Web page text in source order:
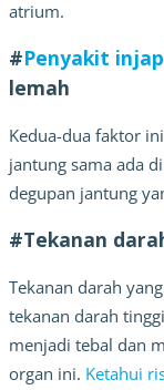
atrium.
#Penyakit
lemah
Kedua-dua faktor
jantung sama ada
degupan jantung
#Tekanan
Tekanan darah
tekanan darah
menjadi tebal dan
organ ini. Ketahui